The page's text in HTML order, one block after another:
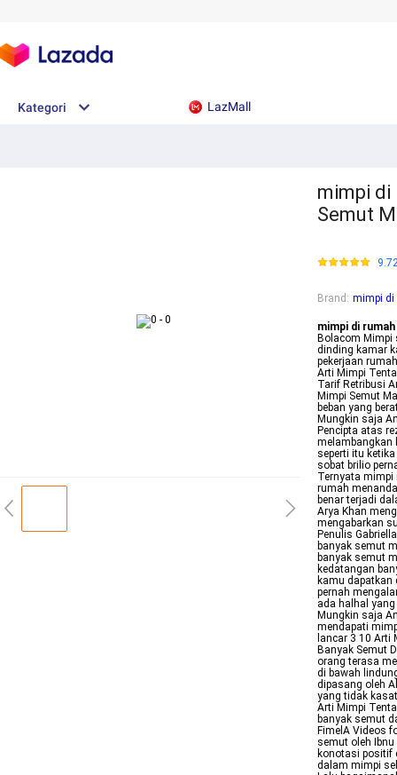
Kategori LazMall
mimpi di
Semut
Brand : mimpi di
mimpi di
Bolacom
dinding kamar
pekerjaan
Arti Mimpi
Tarif Retribusi
Mimpi Semut
beban yang
Mungkin saja
Pencipta atas
melambangkan
seperti itu
sobat brilio
Ternyata mimpi
rumah
benar terjadi
Arya Khan
mengabarkan
Penulis
banyak semut
banyak semut
kedatangan
kamu dapatkan
pernah
ada halhal
Mungkin saja
mendapati
lancar 3 10 Arti
Banyak Semut
orang terasa
di bawah
dipasang oleh
yang tidak
Arti Mimpi
banyak semut
FimelA Videos
semut oleh
konotasi positif
dalam mimpi